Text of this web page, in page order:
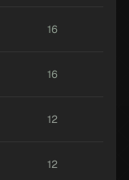
16
16
12
12